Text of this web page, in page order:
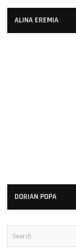
ALINA EREMIA
DORIAN POPA